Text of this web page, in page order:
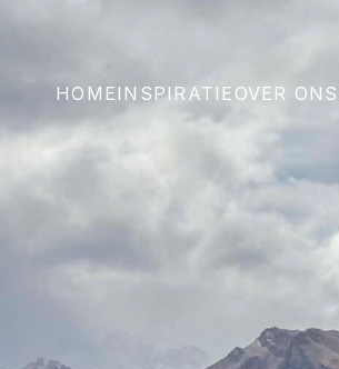
HOME INSPIRATIE OVER ONS